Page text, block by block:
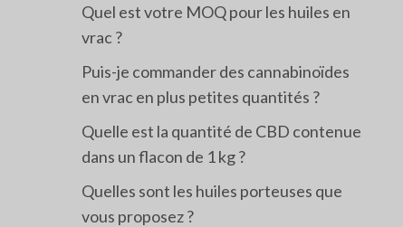
Quel est votre MOQ pour les huiles en
vrac ?
Puis-je commander des cannabinoïdes
en vrac en plus petites quantités ?
Quelle est la quantité de CBD contenue
dans un flacon de 1 kg ?
Quelles sont les huiles porteuses que
vous proposez ?